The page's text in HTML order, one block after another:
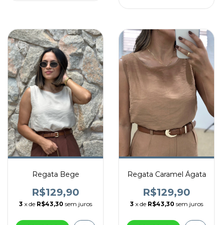
Regata Bege
R$129,90
3 x de R$43,30 sem juros
Regata Caramel Ágata
R$129,90
3 x de R$43,30 sem juros